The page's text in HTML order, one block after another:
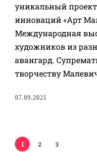
уникальный
инноваций «Арт
Международная
художников из
авангард.
творчеству
07.09.2021
1 2 3